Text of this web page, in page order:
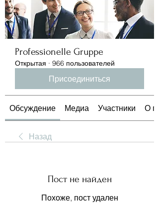
Professionelle Gruppe
Открытая · 966 пользователей
Присоединиться
Обсуждение Медиа Участники О
Назад
Пост не найден
Похоже, пост удален